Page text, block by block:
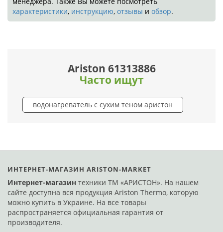
характеристики, инструкцию, отзывы и обзор.
Ariston 61313886
Часто ищут
водонагреватель с сухим теном аристон
ИНТЕРНЕТ-МАГАЗИН ARISTON-MARKET
Интернет-магазин техники ТМ «АРИСТОН». На нашем
сайте доступна вся продукция Ariston Thermo, которую
можно купить в Украине. На все товары
распространяется официальная гарантия от
производителя.